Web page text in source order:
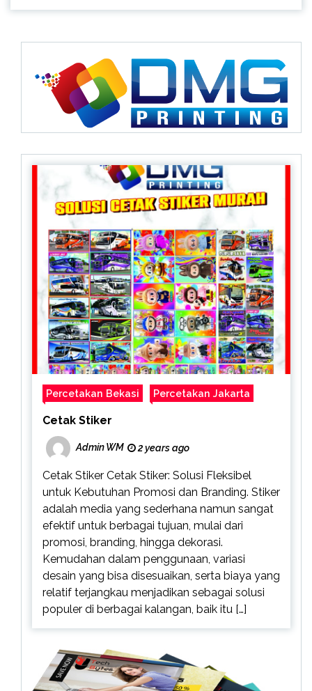
Percetakan Bekasi Percetakan Jakarta
Cetak Stiker
Admin WM 2 years ago
Cetak Stiker Cetak Stiker: Solusi Fleksibel
untuk Kebutuhan Promosi dan Branding. Stiker
adalah media yang sederhana namun sangat
efektif untuk berbagai tujuan, mulai dari
promosi, branding, hingga dekorasi.
Kemudahan dalam penggunaan, variasi
desain yang bisa disesuaikan, serta biaya yang
relatif terjangkau menjadikan sebagai solusi
populer di berbagai kalangan, baik itu […]